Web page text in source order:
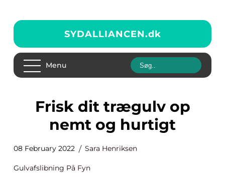
SYDALLIANCEN.dk
Menu
Frisk dit trægulv op
nemt og hurtigt
08 February 2022 Sara Henriksen
Gulvafslibning På Fyn